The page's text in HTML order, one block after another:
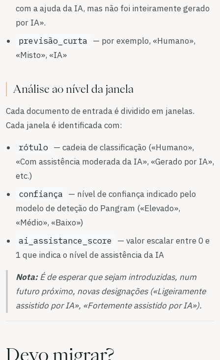
com a ajuda da IA, mas não foi inteiramente gerado
por IA».
previsão_curta — por exemplo, «Humano»,
«Misto», «IA»
Análise ao nível da janela
Cada documento de entrada é dividido em janelas.
Cada janela é identificada com:
rótulo — cadeia de classificação («Humano»,
«Com assistência moderada da IA», «Gerado por IA»,
etc.)
confiança — nível de confiança indicado pelo
modelo de deteção do Pangram («Elevado»,
«Médio», «Baixo»)
ai_assistance_score — valor escalar entre 0 e
1 que indica o nível de assistência da IA
Nota:É de esperar que sejam introduzidas, num
futuro próximo, novas designações («Ligeiramente
assistido por IA», «Fortemente assistido por IA»).
Devo migrar?